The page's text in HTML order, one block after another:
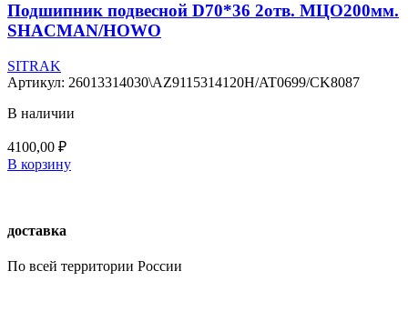
Подшипник подвесной D70*36 2отв. МЦО200мм.
SHACMAN/HOWO
SITRAK
Артикул: 26013314030\AZ9115314120H/AT0699/CK8087
В наличии
4100,00 ₽
В корзину
доставка
По всей территории России